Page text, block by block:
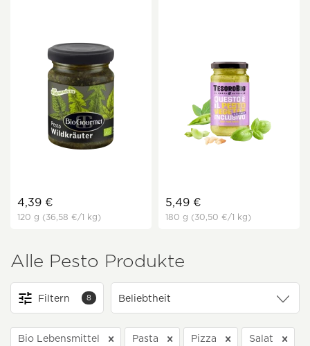
4,39 €
120 g (36,58 €/1 kg)
5,49 €
180 g (30,50 €/1 kg)
Alle Pesto Produkte
Filtern 8
Bio Lebensmittel Pasta Pizza Salat